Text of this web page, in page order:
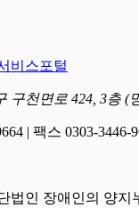
비스포털
구천면로 424, 3층
| 팩스 0303-3446-
법인 장애인의 양지